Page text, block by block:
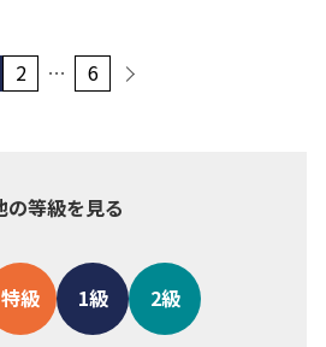
2 … 6
の等級を見る
特級 1級 2級